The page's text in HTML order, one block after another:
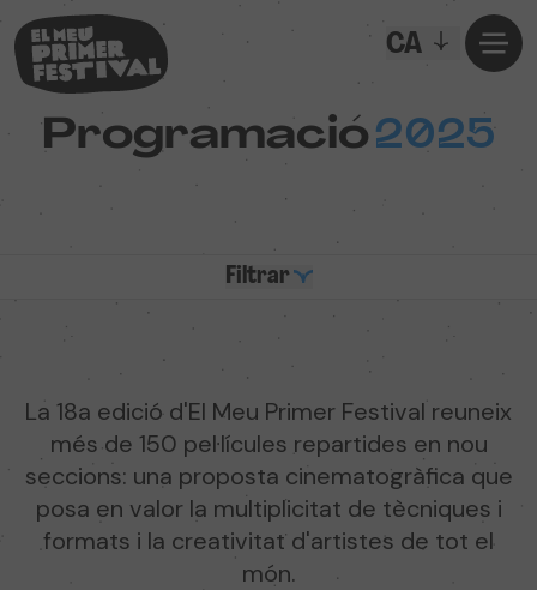
CA
Programació 2025
Filtrar
La 18a edició d'El Meu Primer Festival reuneix
més de 150 pel·lícules repartides en nou
seccions: una proposta cinematogràfica que
posa en valor la multiplicitat de tècniques i
formats i la creativitat d'artistes de tot el
món.